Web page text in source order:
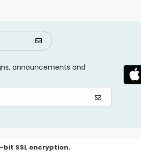
announcements and
SSL encryption.